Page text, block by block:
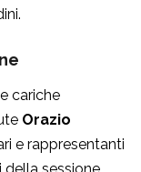
cariche
Orazio
e rappresentanti
della sessione